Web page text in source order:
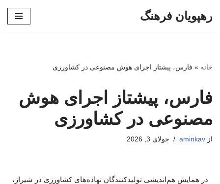
رهپویان فرهنگ
خانه » فارس، پیشتاز اجرای هوش مصنوعی در کشاورزی
فارس، پیشتاز اجرای هوش
مصنوعی در کشاورزی
از aminkav جولای 3, 2026
در همایش هم‌اندیشی تولیدکنندگان نهاده‌های کشاورزی در شیراز،